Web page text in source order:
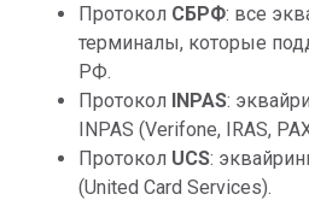
Протокол СБРФ: все
терминалы, которые
РФ.
Протокол INPAS:
INPAS (Verifone, IRAS,
Протокол UCS:
(United Card Services).